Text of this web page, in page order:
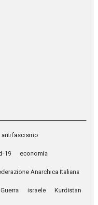
antifascismo
19 economia
Anarchica Italiana
Guerra israele Kurdistan